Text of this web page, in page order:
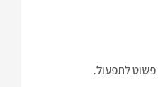
פשוט לתפעול.